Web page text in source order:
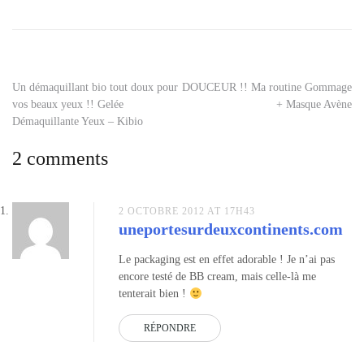
cosmetiques
asiatiques
Navigation
de
l’article
Un démaquillant bio tout doux pour
vos beaux yeux !! Gelée
Démaquillante Yeux – Kibio
DOUCEUR !! Ma routine Gommage
+ Masque Avène
2 comments
2 OCTOBRE 2012 AT 17H43
uneportesurdeuxcontinents.com
Le packaging est en effet adorable ! Je n’ai pas
encore testé de BB cream, mais celle-là me
tenterait bien !
RÉPONDRE